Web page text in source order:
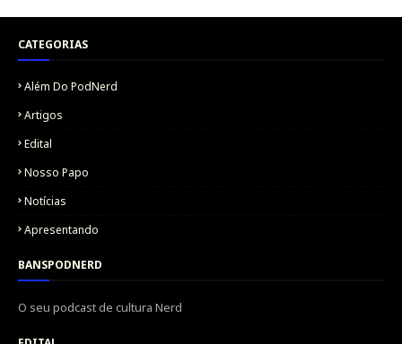
CATEGORIAS
Além Do PodNerd
Artigos
Edital
Nosso Papo
Notícias
Apresentando
BANSPODNERD
O seu podcast de cultura Nerd